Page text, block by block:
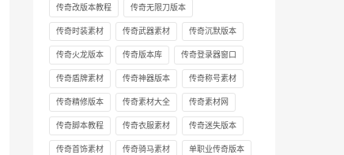
传奇改版本教程 传奇无限刀版本
传奇时装素材 传奇武器素材 传奇沉默版本
传奇火龙版本 传奇版本库 传奇登录器窗口
传奇盾牌素材 传奇神器版本 传奇称号素材
传奇精修版本 传奇素材大全 传奇素材网
传奇脚本教程 传奇衣服素材 传奇迷失版本
传奇首饰素材 传奇骑马素材 单职业传奇版本